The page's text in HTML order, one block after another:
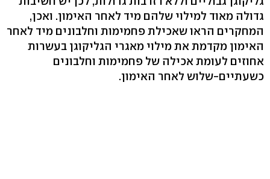
גדולה מאוד למילוי שלהם מיד לאחר האימון. ואכן,
המחקרים הראו שאכילת פחמימות וחלבונים מיד לאחר
האימון מקדמת את מילוי מאגרי הגליקוגן בעשרות
אחוזים לעומת אכילה של פחמימות וחלבונים
כשעתיים-שלוש לאחר האימון.